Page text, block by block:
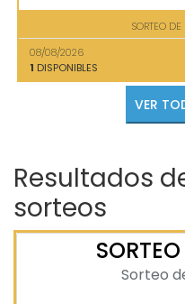
SORTEO
08/08/2026
1 DISPONIBLES
Resultados
sorteos
Sorteo